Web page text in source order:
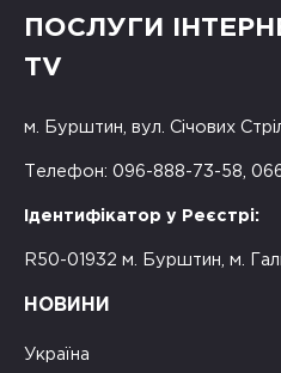
ПОСЛУГИ
TV
м. Бурштин, вул. Січових
Телефон: 096-888-73-58,
Ідентифікатор у Реєстрі:
R50-01932 м. Бурштин, м.
НОВИНИ
Україна